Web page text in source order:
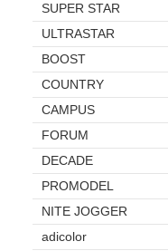
SUPER STAR
ULTRASTAR
BOOST
COUNTRY
CAMPUS
FORUM
DECADE
PROMODEL
NITE JOGGER
adicolor